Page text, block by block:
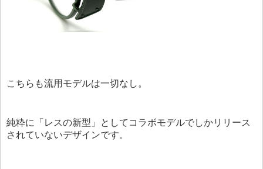
こちらも流用モデルは一切なし。
純粋に「レスの新型」としてコラボモデルでしかリリース
されていないデザインです。